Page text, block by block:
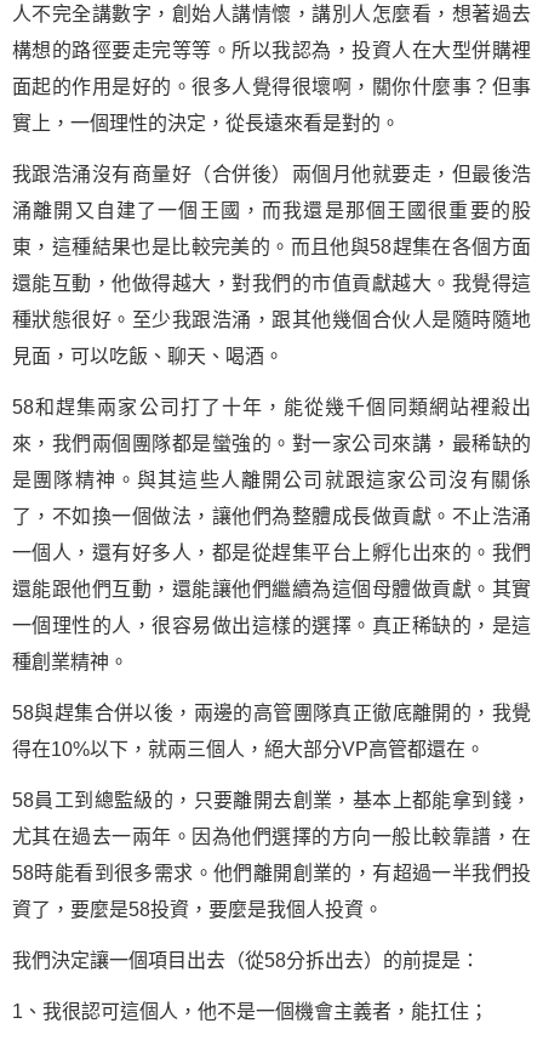
人不完全講數字，創始人講情懷，講別人怎麼看，想著過去
構想的路徑要走完等等。所以我認為，投資人在大型併購裡
面起的作用是好的。很多人覺得很壞啊，關你什麼事？但事
實上，一個理性的決定，從長遠來看是對的。
我跟浩涌沒有商量好（合併後）兩個月他就要走，但最後浩
涌離開又自建了一個王國，而我還是那個王國很重要的股
東，這種結果也是比較完美的。而且他與58趕集在各個方面
還能互動，他做得越大，對我們的市值貢獻越大。我覺得這
種狀態很好。至少我跟浩涌，跟其他幾個合伙人是隨時隨地
見面，可以吃飯、聊天、喝酒。
58和趕集兩家公司打了十年，能從幾千個同類網站裡殺出
來，我們兩個團隊都是蠻強的。對一家公司來講，最稀缺的
是團隊精神。與其這些人離開公司就跟這家公司沒有關係
了，不如換一個做法，讓他們為整體成長做貢獻。不止浩涌
一個人，還有好多人，都是從趕集平台上孵化出來的。我們
還能跟他們互動，還能讓他們繼續為這個母體做貢獻。其實
一個理性的人，很容易做出這樣的選擇。真正稀缺的，是這
種創業精神。
58與趕集合併以後，兩邊的高管團隊真正徹底離開的，我覺
得在10%以下，就兩三個人，絕大部分VP高管都還在。
58員工到總監級的，只要離開去創業，基本上都能拿到錢，
尤其在過去一兩年。因為他們選擇的方向一般比較靠譜，在
58時能看到很多需求。他們離開創業的，有超過一半我們投
資了，要麼是58投資，要麼是我個人投資。
我們決定讓一個項目出去（從58分拆出去）的前提是：
1、我很認可這個人，他不是一個機會主義者，能扛住；